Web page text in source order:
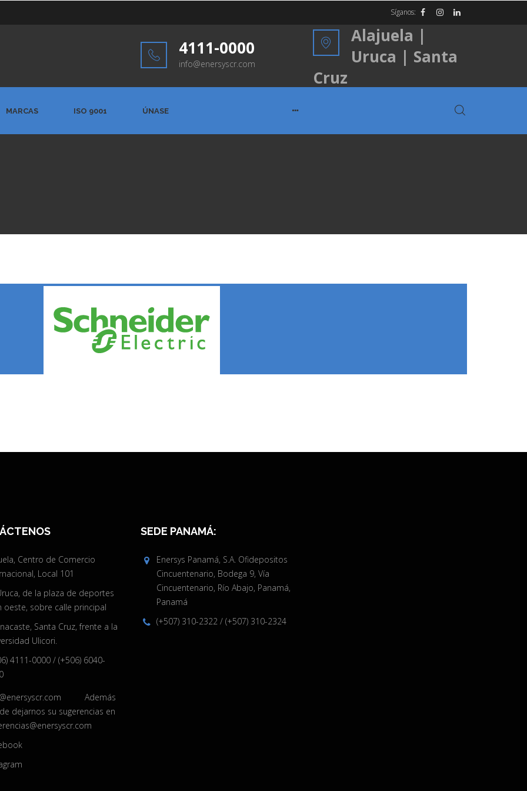
Síganos:
4111-0000
info@enersyscr.com
Alajuela |
Uruca | Santa
Cruz
MARCAS ISO 9001 ÚNASE
Centro de Comercio
Local 101
de la plaza de deportes
oeste, sobre calle principal
Santa Cruz, frente a la
Ulicori.
4111-0000/ (+506) 6040-
Además
dejarnos su sugerencias en
SEDE PANAMÁ:
Enersys Panamá, S.A. Ofidepositos
Cincuentenario, Bodega 9, Vía
Cincuentenario, Río Abajo, Panamá,
Panamá
(+507) 310-2322 / (+507) 310-2324